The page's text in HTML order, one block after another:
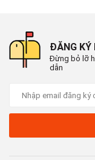
ĐĂNG KÝ
Đừng bỏ lỡ
dẫn